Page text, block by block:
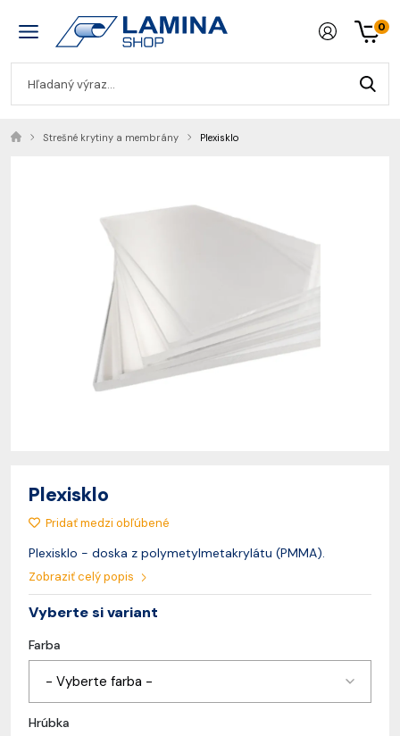
0
Strešné krytiny a membrány Plexisklo
Plexisklo
Pridať medzi obľúbené
Plexisklo - doska z polymetylmetakrylátu (PMMA).
Zobraziť celý popis
Vyberte si variant
Farba
- Vyberte farba -
Hrúbka